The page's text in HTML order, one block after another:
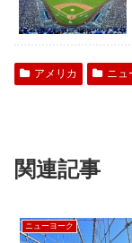
アメリカ ニュ
関連記事
ニューヨーク